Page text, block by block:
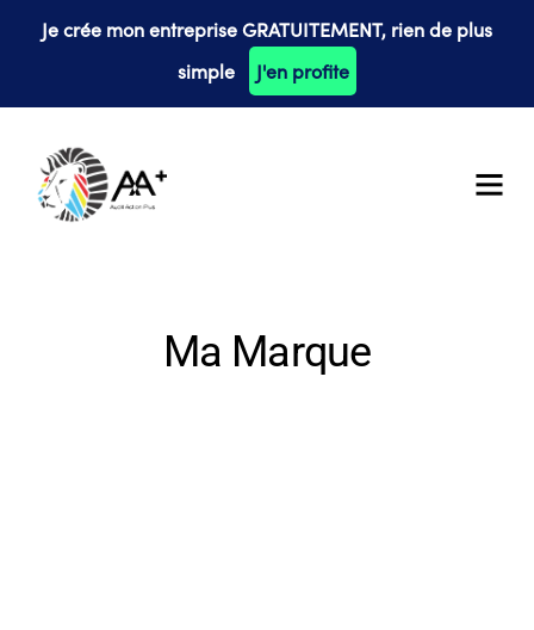
Je crée mon entreprise GRATUITEMENT, rien de plus
simple
J'en profite
Ma Marque